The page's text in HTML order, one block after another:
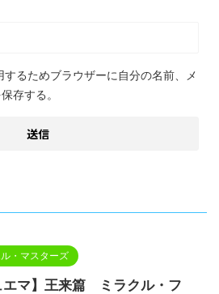
するためブラウザーに自分の名前、メ
存する。
・マスターズ
エマ】王来篇 ミラクル・フ